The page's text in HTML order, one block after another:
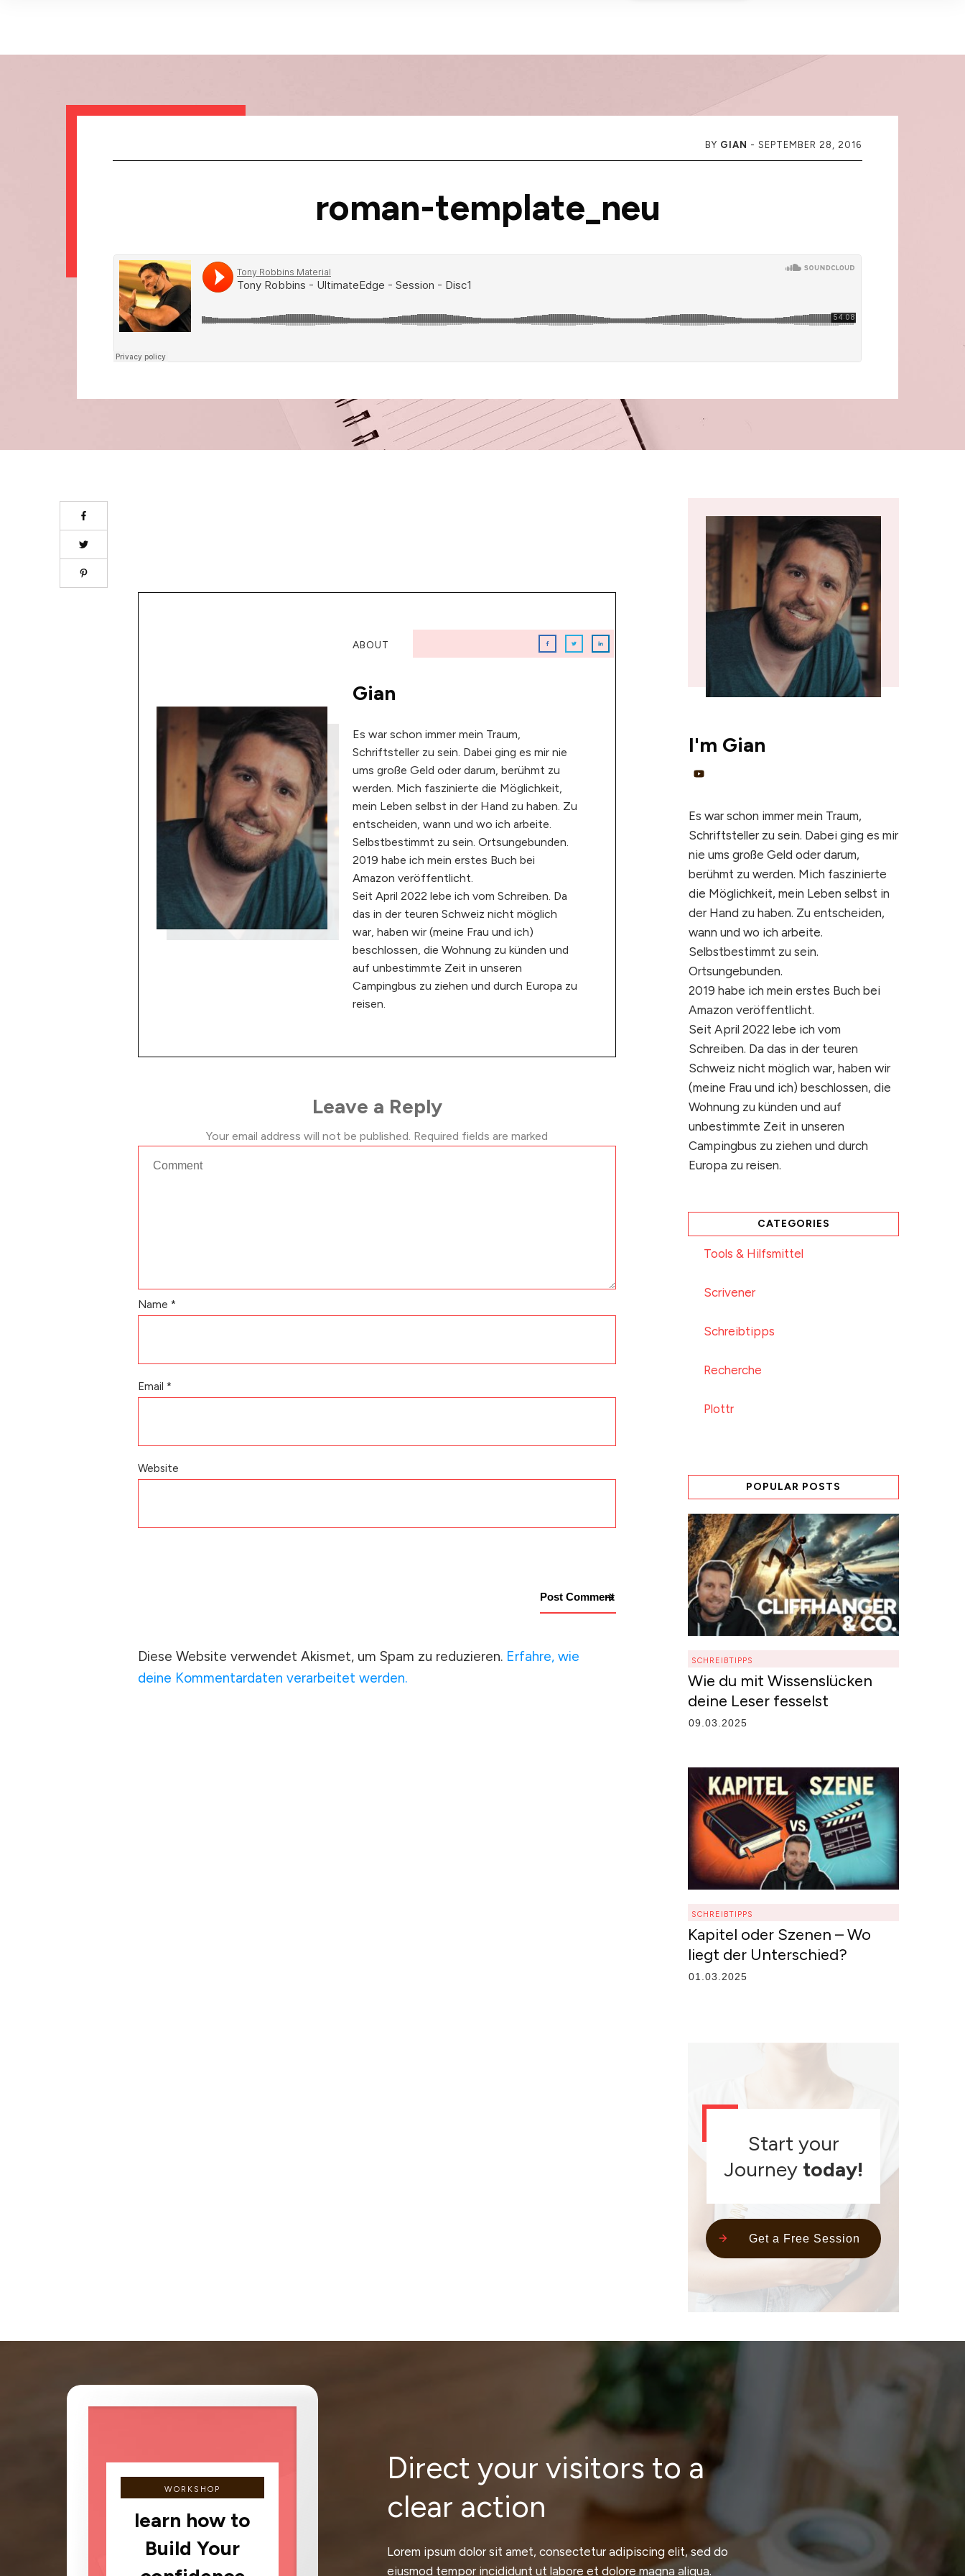
BY GIAN - SEPTEMBER 28, 2016
roman-template_neu
ABOUT
Gian
Es war schon immer mein Traum,
Schriftsteller zu sein. Dabei ging es mir nie
ums große Geld oder darum, berühmt zu
werden. Mich faszinierte die Möglichkeit,
mein Leben selbst in der Hand zu haben. Zu
entscheiden, wann und wo ich arbeite.
Selbstbestimmt zu sein. Ortsungebunden.
2019 habe ich mein erstes Buch bei
Amazon veröffentlicht.
Seit April 2022 lebe ich vom Schreiben. Da
das in der teuren Schweiz nicht möglich
war, haben wir (meine Frau und ich)
beschlossen, die Wohnung zu künden und
auf unbestimmte Zeit in unseren
Campingbus zu ziehen und durch Europa zu
reisen.
Leave a Reply
Your email address will not be published. Required fields are marked
Name *
Email *
Website
Post Comment
Diese Website verwendet Akismet, um Spam zu reduzieren. Erfahre, wie
deine Kommentardaten verarbeitet werden.
I'm Gian
Es war schon immer mein Traum,
Schriftsteller zu sein. Dabei ging es mir
nie ums große Geld oder darum,
berühmt zu werden. Mich faszinierte
die Möglichkeit, mein Leben selbst in
der Hand zu haben. Zu entscheiden,
wann und wo ich arbeite.
Selbstbestimmt zu sein.
Ortsungebunden.
2019 habe ich mein erstes Buch bei
Amazon veröffentlicht.
Seit April 2022 lebe ich vom
Schreiben. Da das in der teuren
Schweiz nicht möglich war, haben wir
(meine Frau und ich) beschlossen, die
Wohnung zu künden und auf
unbestimmte Zeit in unseren
Campingbus zu ziehen und durch
Europa zu reisen.
CATEGORIES
Tools & Hilfsmittel
Scrivener
Schreibtipps
Recherche
Plottr
POPULAR POSTS
SCHREIBTIPPS
Wie du mit Wissenslücken
deine Leser fesselst
09.03.2025
SCHREIBTIPPS
Kapitel oder Szenen – Wo
liegt der Unterschied?
01.03.2025
Start your
Journey today!
Get a Free Session
WORKSHOP
learn how to
Build Your
Direct your visitors to a
clear action
Lorem ipsum dolor sit amet, consectetur adipiscing elit, sed do
eiusmod tempor incididunt ut labore et dolore magna aliqua.